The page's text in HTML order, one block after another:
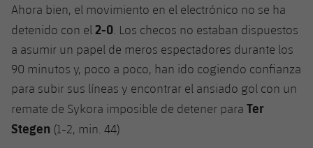
Agenda
Actualidad
Jugadores
Calendario
Resultados
Voleibol
plusicon
más
Noticias
Voleibol masculino
Apúntate a las amateurs
plusicon
Apúntate a las amateurs
Carnet de las Secciones Amateurs
PLUSICON
MÁS
League of Legends
Ahora bien, el movimiento en el electrónico no se ha
detenido con el 2-0 . Los checos no estaban dispuestos
a asumir un papel de meros espectadores durante los
90 minutos y, poco a poco, han ido cogiendo confianza
para subir sus líneas y encontrar el ansiado gol con un
remate de Sykora imposible de detener para Ter
Stegen (1-2, min. 44)